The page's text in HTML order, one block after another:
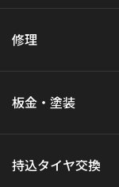
修理
板金・塗装
持込タイヤ交換